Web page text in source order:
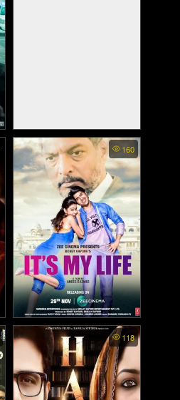
Bawaal (2023)
160
It’s My Life (2020)
118